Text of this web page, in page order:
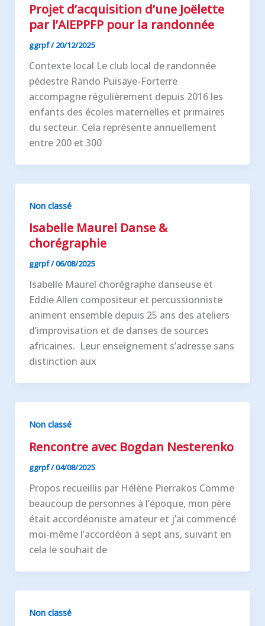
Projet d’acquisition d’une Joëlette
par l’AIEPPFP pour la randonnée
ggrpf/20/12/2025
Contexte local Le club local de randonnée
pédestre Rando Puisaye-Forterre
accompagne régulièrement depuis 2016 les
enfants des écoles maternelles et primaires
du secteur. Cela représente annuellement
entre 200 et 300
Non classé
Isabelle Maurel Danse &
chorégraphie
ggrpf/06/08/2025
Isabelle Maurel chorégraphe danseuse et
Eddie Allen compositeur et percussionniste
animent ensemble depuis 25 ans des ateliers
d’improvisation et de danses de sources
africaines. Leur enseignement s’adresse sans
distinction aux
Non classé
Rencontre avec Bogdan Nesterenko
ggrpf/04/08/2025
Propos recueillis par Hélène Pierrakos Comme
beaucoup de personnes à l’époque, mon père
était accordéoniste amateur et j’ai commencé
moi-même l’accordéon à sept ans, suivant en
cela le souhait de
Non classé